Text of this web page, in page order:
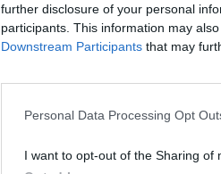
further disclosure of your personal
participants. This information may
Downstream Participants that may
Personal Data Processing Opt
I want to opt-out of the Sharing of